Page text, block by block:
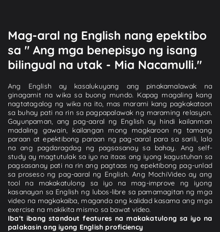
Mag-aral ng English nang epektibo
sa " Ang mga benepisyo ng isang
bilingual na utak - Mia Nacamulli."
Ang English ay kasalukuyang ang pinakamalawak na
ginagamit na wika sa buong mundo. Kapag magaling kang
nagtatagalog ng wika na ito, mas marami kang pagkakataon
sa buhay pati na rin sa pagpapalawak ng maraming relasyon.
Gayunpaman, ang pag-aaral ng English ay hindi kailanman
madaling gawain, kailangan mong magkaroon ng tamang
paraan at epektibong paraan ng pag-aaral para sa sarili, lalo
na ang pagdaragdag ng pagsasanay sa bahay. Ang self-
study ay magtutulak sa iyo na itaas ang iyong kagustuhan sa
pagsasanay pati na rin ang pagtaas ng epektibong pag-unlad
sa proseso ng pag-aaral ng English. Ang MochiVideo ay ang
tool na makakatulong sa iyo na mag-improve ng iyong
kasanayan sa English ng lubos-libre sa pamamagitan ng mga
video na magkakaiba, maganda ang kalidad kasama ang mga
exercise na makikita mismo sa bawat video.
Iba't ibang standout features na makakatulong sa iyo na
palakasin ang iyong English proficiency